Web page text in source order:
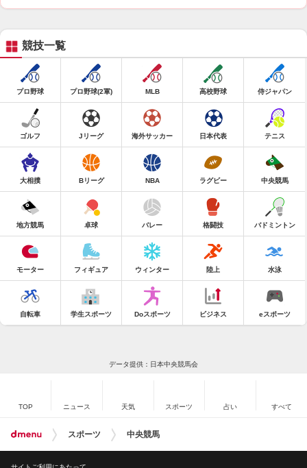
競技一覧
プロ野球 プロ野球(2軍) MLB 高校野球 侍ジャパン
ゴルフ Jリーグ 海外サッカー 日本代表 テニス
大相撲 Bリーグ NBA ラグビー 中央競馬
地方競馬 卓球 バレー 格闘技 バドミントン
モーター フィギュア ウィンター 陸上 水泳
自転車 学生スポーツ Doスポーツ ビジネス eスポーツ
データ提供：日本中央競馬会
TOP ニュース 天気 スポーツ 占い すべて
スポーツ 中央競馬